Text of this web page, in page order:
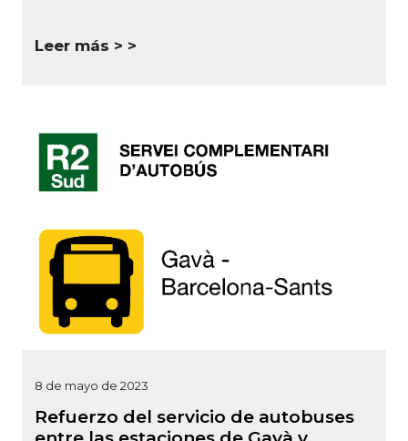
Leer más >
8 de mayo de 2023
Refuerzo del servicio de autobuses